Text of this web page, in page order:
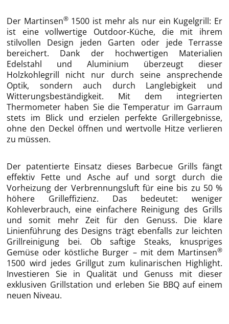
Der Martinsen®1500 ist mehr als nur ein Kugelgrill: Er
ist eine vollwertige Outdoor-Küche, die mit ihrem
stilvollen Design jeden Garten oder jede Terrasse
bereichert. Dank der hochwertigen Materialien
Edelstahl und Aluminium überzeugt dieser
Holzkohlegrill nicht nur durch seine ansprechende
Optik, sondern auch durch Langlebigkeit und
Witterungsbeständigkeit. Mit dem integrierten
Thermometer haben Sie die Temperatur im Garraum
stets im Blick und erzielen perfekte Grillergebnisse,
ohne den Deckel öffnen und wertvolle Hitze verlieren
zu müssen.
Der patentierte Einsatz dieses Barbecue Grills fängt
effektiv Fette und Asche auf und sorgt durch die
Vorheizung der Verbrennungsluft für eine bis zu 50 %
höhere Grilleffizienz. Das bedeutet: weniger
Kohleverbrauch, eine einfachere Reinigung des Grills
und somit mehr Zeit für den Genuss. Die klare
Linienführung des Designs trägt ebenfalls zur leichten
Grillreinigung bei. Ob saftige Steaks, knuspriges
Gemüse oder köstliche Burger – mit dem Martinsen®
1500 wird jedes Grillgut zum kulinarischen Highlight.
Investieren Sie in Qualität und Genuss mit dieser
exklusiven Grillstation und erleben Sie BBQ auf einem
neuen Niveau.